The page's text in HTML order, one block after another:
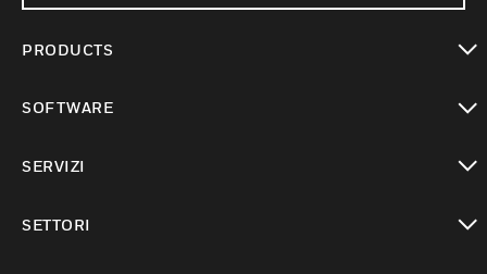
PRODUCTS
SOFTWARE
SERVIZI
SETTORI